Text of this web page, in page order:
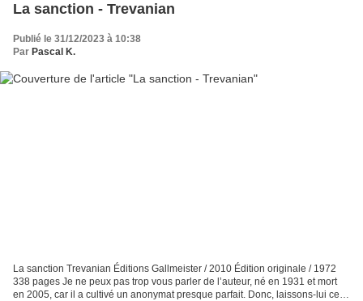
La sanction - Trevanian
Publié le 31/12/2023 à 10:38
Par Pascal K.
La sanction Trevanian Éditions Gallmeister / 2010 Édition originale / 1972
338 pages Je ne peux pas trop vous parler de l’auteur, né en 1931 et mort
en 2005, car il a cultivé un anonymat presque parfait. Donc, laissons-lui cela